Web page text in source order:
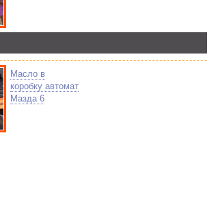
Масло в
коробку автомат
Мазда 6